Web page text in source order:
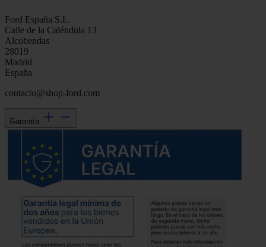
Ford España S.L.
Calle de la Caléndula 13
Alcobendas
28019
Madrid
España
contacto@shop-ford.com
Garantía